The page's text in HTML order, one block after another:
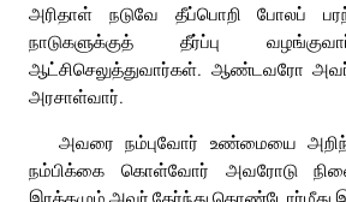
அரிதாள் நடுவே தீப்பொறி போலப்
நாடுகளுக்குத் தீர்ப்பு
ஆட்சிசெலுத்துவார்கள். ஆண்டவரோ
அரசாள்வார்.
அவரை நம்புவோர் உண்மையை
நம்பிக்கை கொள்வோர் அவரோடு